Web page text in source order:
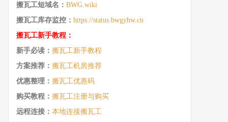
搬瓦工短域名： BWG.wiki
搬瓦工库存监控： https://status.bwgyhw.cn
搬瓦工新手教程：
新手必读： 搬瓦工新手教程
方案推荐： 搬瓦工机房推荐
优惠整理： 搬瓦工优惠码
购买教程： 搬瓦工注册与购买
远程连接： 本地连接搬瓦工